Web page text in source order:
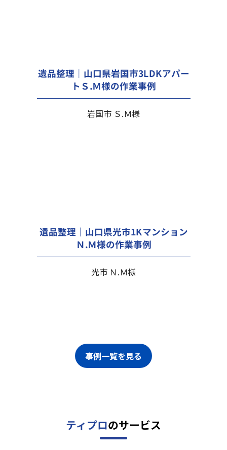
遺品整理｜山口県岩国市3LDKアパー
トＳ.Ｍ様の作業事例
岩国市 Ｓ.Ｍ様
遺品整理｜山口県光市1Kマンション
Ｎ.Ｍ様の作業事例
光市 Ｎ.Ｍ様
事例一覧を見る
ティプロのサービス